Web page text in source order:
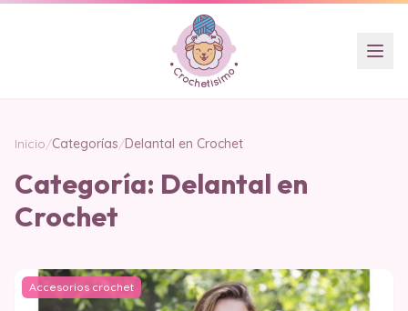
Inicio/Categorías/Delantal en Crochet
Categoría: Delantal en
Crochet
Accesorios crochet